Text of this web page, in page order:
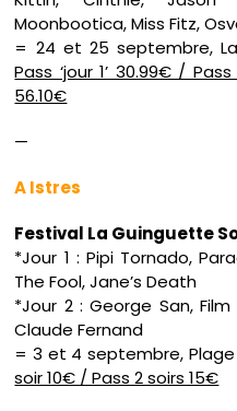
Moonbootica, Miss Fitz,
= 24 et 25 septembre,
Pass ‘jour 1’ 30.99€ /
56.10€
—
A Istres
Festival La Guinguette
*Jour 1 : Pipi Tornado,
The Fool, Jane’s Death
*Jour 2 : George San, Film
Claude Fernand
= 3 et 4 septembre,
soir 10€ / Pass 2 soirs 15€